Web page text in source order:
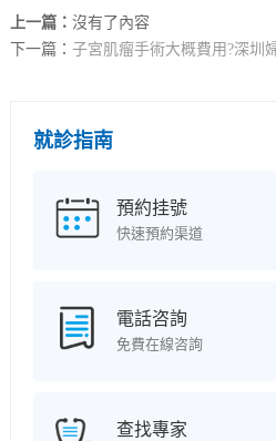
上一篇： 沒有了內容
下一篇： 子宮肌瘤手術大概費用?深圳
就診指南
預約挂號
快速預約渠道
電話咨詢
免費在線咨詢
查找專家